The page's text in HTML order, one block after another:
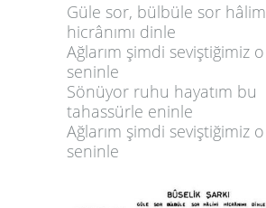
Güle sor, bülbüle sor
hicrânımı dinle
Ağlarım şimdi seviştiğimiz
seninle
Sönüyor ruhu hayatım bu
tahassürle eninle
Ağlarım şimdi seviştiğimiz
seninle